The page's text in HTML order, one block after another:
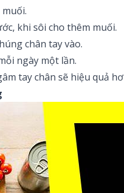
khi sôi cho thêm muối.
chân tay vào.
ngày một lần.
tay chân sẽ hiệu quả